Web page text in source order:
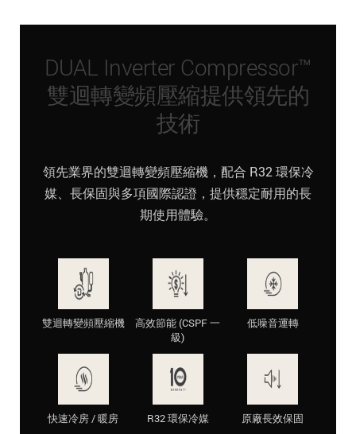
DUAL Inverter Compressor™
雙迴轉變頻壓縮提供領先的
技術
領先業界的雙迴轉變頻壓縮機，配合 R32 環保冷
媒、長保固與多項國際認證，提供穩定耐用的長
期使用體驗。
雙迴轉變頻壓縮機
高效節能 (CSPF 一
級)
低噪音運轉
快速冷房 / 暖房 R32 環保冷媒 原廠長效保固